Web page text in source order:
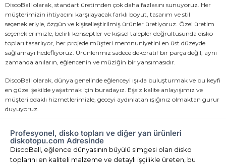
DiscoBall olarak, standart üretimden çok daha fazlasını sunuyoruz. Her
müşterimizin ihtiyacını karşılayacak farklı boyut, tasarım ve stil
seçenekleriyle, özgün ve kişiselleştirilmiş ürünler üretiyoruz. Özel üretim
seçeneklerimizle, belirli konseptler ve kişisel talepler doğrultusunda disko
topları tasarlıyor, her projede müşteri memnuniyetini en üst düzeyde
sağlamayı hedefliyoruz. Ürünlerimiz sadece dekoratif bir parça değil, aynı
zamanda anıların, eğlencenin ve müziğin bir yansımasıdır.
DiscoBall olarak, dünya genelinde eğlenceyi ışıkla buluşturmak ve bu keyfi
en güzel şekilde yaşatmak için buradayız. Eşsiz kalite anlayışımız ve
müşteri odaklı hizmetlerimizle, geceyi aydınlatan ışığınız olmaktan gurur
duyuyoruz.
Profesyonel, disko topları ve diğer yan ürünleri
diskotopu.com Adresinde
DiscoBall, eğlence dünyasının büyülü simgesi olan disko
toplarını en kaliteli malzeme ve detaylı işçilikle üreten, bu